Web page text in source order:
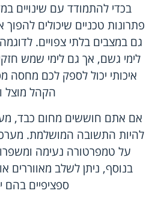
בכדי להתמודד עם שינויים
פתרונות טכניים שיכולים
גם במצבים בלתי צפויים.
לימי גשם, אך גם לימי שמש
איכותי יכול לספק לכם מחסה
הקהל מוצל
אם אתם חוששים מחום כבד,
להיות התשובה המושלמת.
על טמפרטורה נעימה
בנוסף, ניתן לשלב מאווררים או
ספציפיים בהם